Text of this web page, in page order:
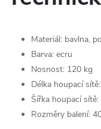
Materiál: bavlna,
Barva: ecru
Nosnost: 120 kg
Délka houpací
Šířka houpací
Rozměry balení: